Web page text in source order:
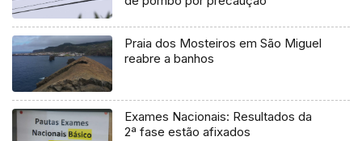
Praia dos Mosteiros em São Miguel
reabre a banhos
Exames Nacionais: Resultados da
2ª fase estão afixados